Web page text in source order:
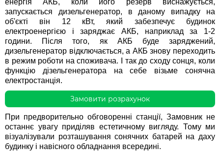
енергія АКБ, коли його резерв виснажується,
запускається дизельгенератор, в даному випадку на
об'єкті він 12 кВт, який забезпечує будинок
електроенергією і заряджає АКБ, наприклад за 1-2
години. Після того, як АКБ буде заряджений,
дизельгенератор відключається, а АКБ знову переходить
в режим роботи на споживача. І так до сходу сонця, коли
функцію дізельгенератора на себе візьме сонячна
електростанція.
Замовити розрахунок
При предворительно обговоренні станції, Замовник не
останнє увагу приділяв естетичному вигляду. Тому ми
візуалізували розташування сонячних батарей на даху
будинку і навісного обладнання всередині.